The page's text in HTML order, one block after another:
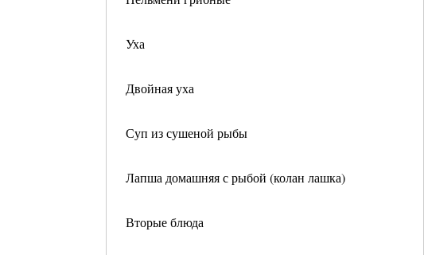
Уха
Двойная уха
Суп из сушеной рыбы
Лапша домашняя с рыбой (колан лашка)
Вторые блюда